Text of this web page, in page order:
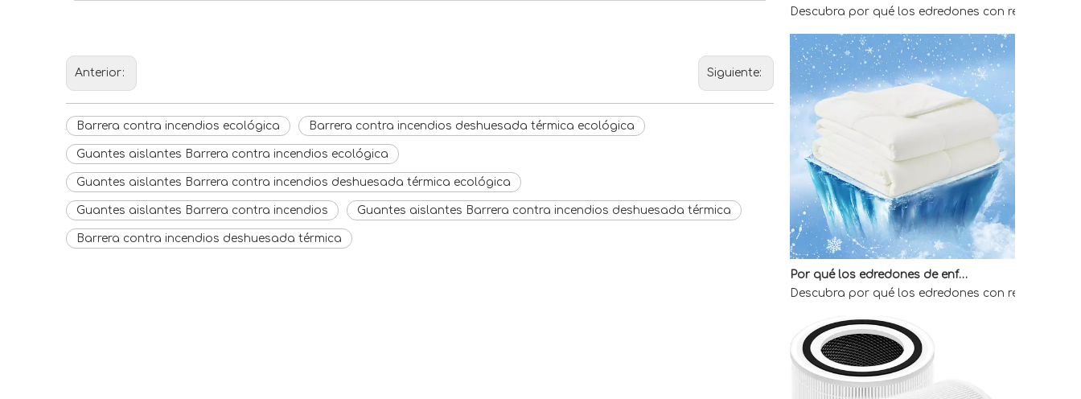
Anterior: Siguiente:
Barrera contra incendios ecológica Barrera contra incendios deshuesada térmica ecológica
Guantes aislantes Barrera contra incendios ecológica
Guantes aislantes Barrera contra incendios deshuesada térmica ecológica
Guantes aislantes Barrera contra incendios Guantes aislantes Barrera contra incendios deshuesada térmica
Barrera contra incendios deshuesada térmica
Por qué los edredones de enfriamiento directo de fábrica son la mejor opción para quienes duermen calientes
Descubra por qué los edredones con